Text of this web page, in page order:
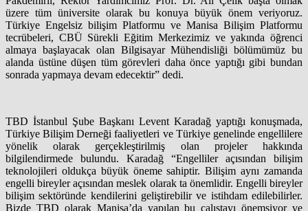
üzere tüm üniversite olarak bu konuya büyük önem veriyoruz.
Türkiye Engelsiz bilişim Platformu ve Manisa Bilişim Platformu
tecrübeleri, CBÜ Sürekli Eğitim Merkezimiz ve yakında öğrenci
almaya başlayacak olan Bilgisayar Mühendisliği bölümümüz bu
alanda üstüne düşen tüm görevleri daha önce yaptığı gibi bundan
sonrada yapmaya devam edecektir” dedi.
TBD İstanbul Şube Başkanı Levent Karadağ yaptığı konuşmada,
Türkiye Bilişim Derneği faaliyetleri ve Türkiye genelinde engellilere
yönelik olarak gerçekleştirilmiş olan projeler hakkında
bilgilendirmede bulundu. Karadağ “Engelliler açısından bilişim
teknolojileri oldukça büyük öneme sahiptir. Bilişim aynı zamanda
engelli bireyler açısından meslek olarak ta önemlidir. Engelli bireyler
bilişim sektöründe kendilerini geliştirebilir ve istihdam edilebilirler.
Bizde TBD olarak Manisa’da yapılan bu çalıştayı önemsiyor ve